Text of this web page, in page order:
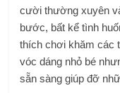
cười thường xuyên
bước, bất kể tình
thích chơi khăm các
vóc dáng nhỏ bé
sẵn sàng giúp đỡ